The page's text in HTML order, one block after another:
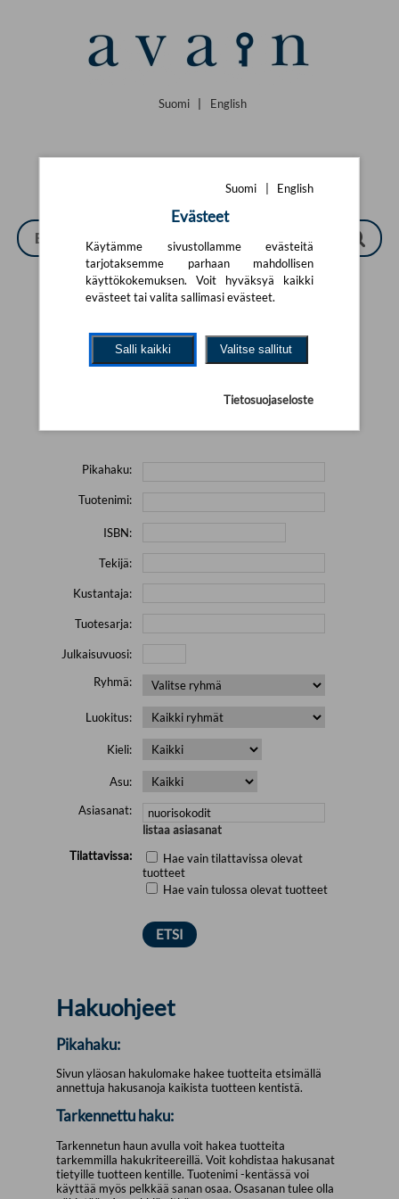
Suomi English
Tarkennettu haku
Yhtään tuotetta ei löytynyt. Yritä uutta hakua alla olevalla
Yritä hakea pienemmällä määrällä hakutekijöitä ja jätä
Pikahaku:
Tuotenimi:
ISBN:
Tekijä:
Kustantaja:
Tuotesarja:
Julkaisuvuosi:
Ryhmä:
Luokitus:
Kieli:
Asu:
Asiasanat:
listaa asiasanat
Tilattavissa:
Hae vain tilattavissa olevat
tuotteet
Hae vain tulossa olevat tuotteet
Hakuohjeet
Pikahaku:
Sivun yläosan hakulomake hakee tuotteita etsimällä
annettuja hakusanoja kaikista tuotteen kentistä.
Tarkennettu haku:
Tarkennetun haun avulla voit hakea tuotteita
tarkemmilla hakukriteereillä. Voit kohdistaa hakusanat
tietyille tuotteen kentille. Tuotenimi -kentässä voi
käyttää myös pelkkää sanan osaa. Osasanan tulee olla
Suomi | English
Evästeet
Käytämme sivustollamme evästeitä
tarjotaksemme parhaan mahdollisen
käyttökokemuksen. Voit hyväksyä kaikki
evästeet tai valita sallimasi evästeet.
Salli kaikki Valitse sallitut
Tietosuojaseloste